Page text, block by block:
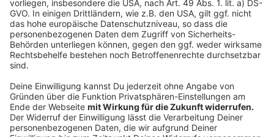
Mord aus Habgier aus. Der Angeklagte soll sich von
seiner Tante Geld geliehen haben und er wollte dieses
nicht zurückzahlen.
Anzeige
08:05 Uhr - Münster: Klimaschutz-Zertifikate
Die Stadt Münster bekommt heute Klimaschutz-